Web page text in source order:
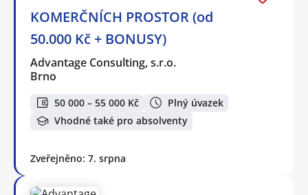
KOMERČNÍCH PROSTOR (od
50.000 Kč + BONUSY)
Advantage Consulting, s.r.o.
Brno
50 000 – 55 000 Kč
Plný úvazek
Vhodné také pro absolventy
Zveřejněno: 7. srpna